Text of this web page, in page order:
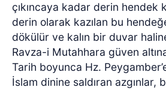
çıkıncaya kadar derin hendek
derin olarak kazılan bu
dökülür ve kalın bir duvar
Ravza-i Mutahhara güven
Tarih boyunca Hz.
İslam dinine saldıran azgınlar,